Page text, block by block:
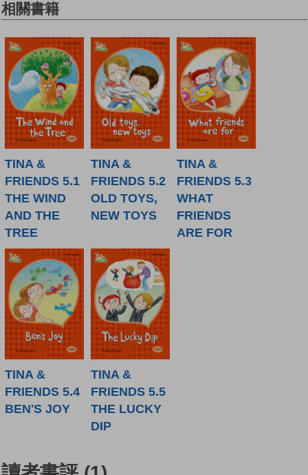
相關書籍
TINA &
FRIENDS 5.1
THE WIND
AND THE
TREE
TINA &
FRIENDS 5.2
OLD TOYS,
NEW TOYS
TINA &
FRIENDS 5.3
WHAT
FRIENDS
ARE FOR
TINA &
FRIENDS 5.4
BEN'S JOY
TINA &
FRIENDS 5.5
THE LUCKY
DIP